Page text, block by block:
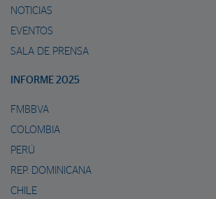
NOTICIAS
EVENTOS
SALA DE PRENSA
INFORME 2025
FMBBVA
COLOMBIA
PERÚ
REP. DOMINICANA
CHILE